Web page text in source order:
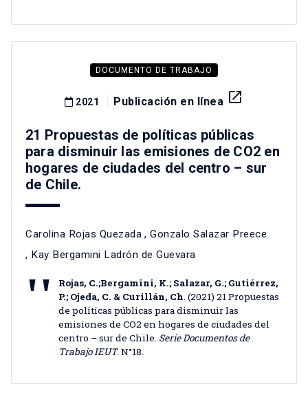
DOCUMENTO DE TRABAJO
2021 Publicación en línea launch
21 Propuestas de políticas públicas
para disminuir las emisiones de CO2 en
hogares de ciudades del centro – sur
de Chile.
Carolina Rojas Quezada , Gonzalo Salazar Preece
, Kay Bergamini Ladrón de Guevara
Rojas, C.;Bergamini, K.; Salazar, G.; Gutiérrez,
P.; Ojeda, C. & Curillán, Ch. (2021) 21 Propuestas
de políticas públicas para disminuir las
emisiones de CO2 en hogares de ciudades del
centro – sur de Chile. Serie Documentos de
Trabajo IEUT. N°18.